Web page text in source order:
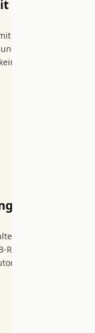
LLM-
Single-
Routing.
erstellt